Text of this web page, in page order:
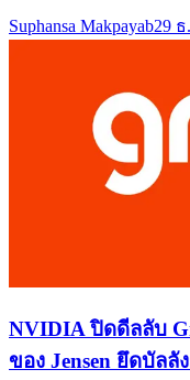
Suphansa Makpayab29
NVIDIA ปิดดีลลับ
ของ Jensen ยึดบัลลั